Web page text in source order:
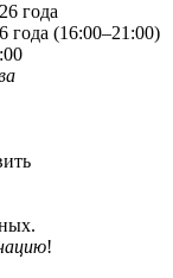
года
года (16:00–21:00)
!